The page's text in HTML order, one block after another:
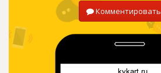
Комментировать